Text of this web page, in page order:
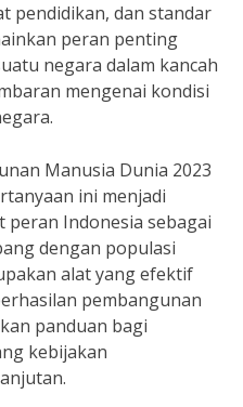
pendidikan, dan standar
peran penting
negara dalam kancah
mengenai kondisi
Manusia Dunia 2023
ini menjadi
peran Indonesia sebagai
dengan populasi
alat yang efektif
pembangunan
panduan bagi
kebijakan